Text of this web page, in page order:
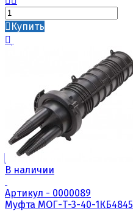
Купить
В наличии
Артикул - 0000089
Муфта МОГ-Т-3-40-1КБ4845